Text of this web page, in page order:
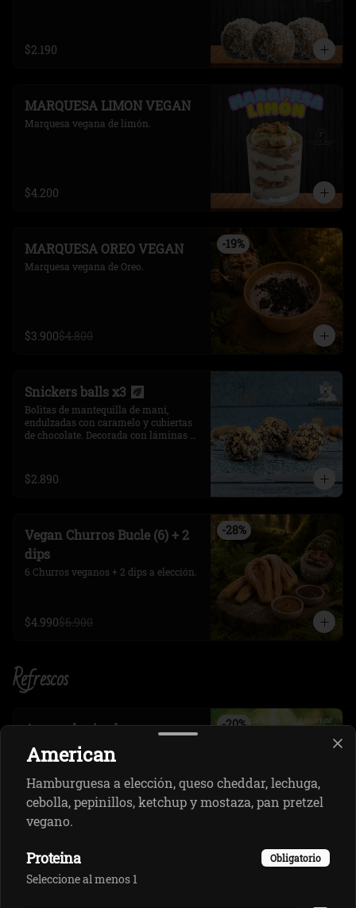
$2.190
MARQUESA LIMON VEGAN
Marquesa vegana de limón.
$4.200
-19%
MARQUESA OREO VEGAN
Marquesa vegana de Oreo.
$3.900$4.800
Snickers balls x3
Bolitas de mantequilla de maní,
endulzadas con caramelo y cubiertas
de chocolate. Decorada con láminas de
$2.890
-28%
Vegan Churros Bucle (6) + 2
dips
6 Churros veganos + 2 dips a elección.
$4.990$6.900
Refrescos
-20%
Agua saborizada
Agua mineral 500ml
$1.990$2.490
Bebida lata mini
American
Hamburguesa a elección, queso cheddar, lechuga,
cebolla, pepinillos, ketchup y mostaza, pan pretzel
vegano.
Proteina Obligatorio
Seleccione al menos 1